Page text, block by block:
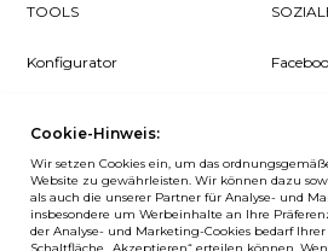
TOOLS
Konfigurator
Downloads
Log in
Cookie-Hinweis:
Wir setzen Cookies ein, um das
Website zu gewährleisten. Wir können dazu
als auch die unserer Partner für Analyse- und
insbesondere um Werbeinhalte an Ihre
der Analyse- und Marketing-Cookies bedarf